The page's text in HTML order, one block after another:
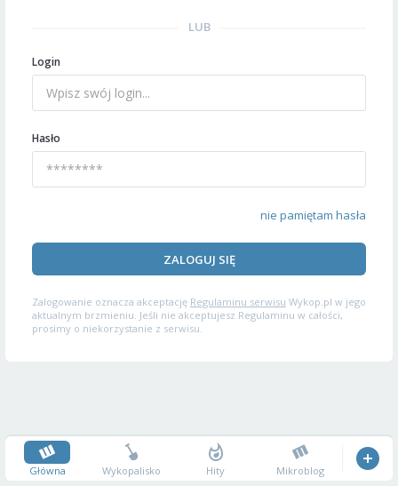
LUB
Login
Hasło
nie pamiętam hasła
ZALOGUJ SIĘ
Zalogowanie oznacza akceptację Regulaminu serwisu Wykop.pl w jego
aktualnym brzmieniu. Jeśli nie akceptujesz Regulaminu w całości,
prosimy o niekorzystanie z serwisu.
Główna Wykopalisko Hity Mikroblog